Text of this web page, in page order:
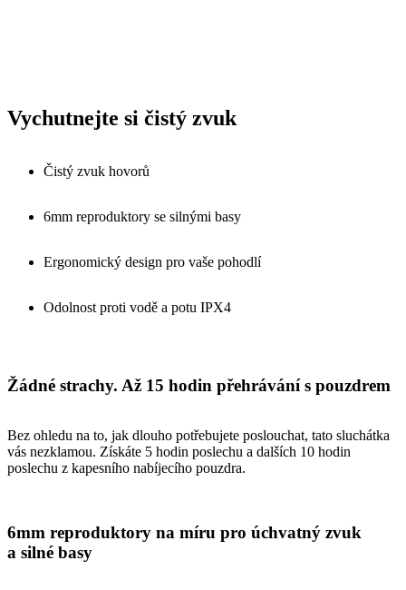
Vychutnejte si čistý zvuk
Čistý zvuk hovorů
6mm reproduktory se silnými basy
Ergonomický design pro vaše pohodlí
Odolnost proti vodě a potu IPX4
Žádné strachy. Až 15 hodin přehrávání s pouzdrem
Bez ohledu na to, jak dlouho potřebujete poslouchat, tato sluchátka
vás nezklamou. Získáte 5 hodin poslechu a dalších 10 hodin
poslechu z kapesního nabíjecího pouzdra.
6mm reproduktory na míru pro úchvatný zvuk
a silné basy